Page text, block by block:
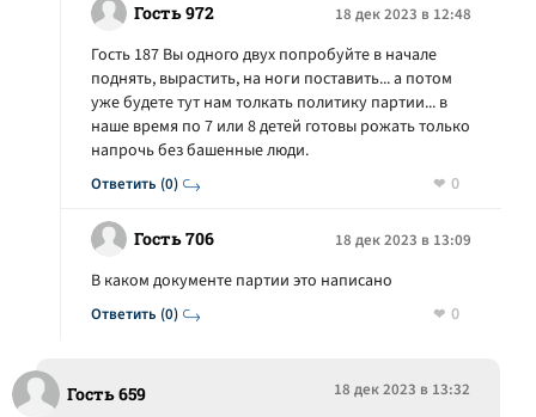
Гость 972 18 дек 2023 в 12:48
Ответить (0)
Гость 187 Вы одного двух попробуйте в начале
поднять, вырастить, на ноги поставить... а потом
уже будете тут нам толкать политику партии... в
наше время по 7 или 8 детей готовы рожать только
напрочь без башенные люди.
0
Гость 706 18 дек 2023 в 13:09
Ответить (0)
В каком документе партии это написано
0
Гость 659 18 дек 2023 в 13:32